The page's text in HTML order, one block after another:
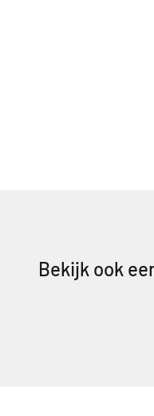
Bekijk ook